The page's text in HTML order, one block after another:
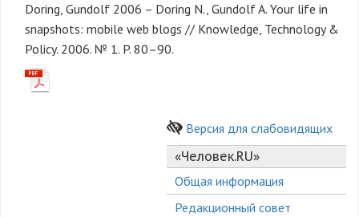
Doring, Gundolf 2006 – Doring N., Gundolf A. Your life in
snapshots: mobile web blogs // Knowledge, Technology &
Policy. 2006. № 1. P. 80–90.
Версия для слабовидящих
«Человек.RU»
Общая информация
Редакционный совет